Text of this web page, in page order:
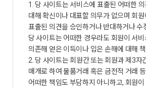
1. 당 사이트는 서비스에 표출된 어떠한 의
대해 확신이나 대표할 의무가 없으며 회
표출된 의견을 승인하거나 반대하거나 수
당 사이트는 어떠한 경우라도 회원이 서비
의존해 얻은 이득이나 입은 손해에 대해
2. 당 사이트는 회원간 또는 회원과 제3자
매개로 하여 물품거래 혹은 금전적 거래
어떠한 책임도 부담하지 아니하고, 회원